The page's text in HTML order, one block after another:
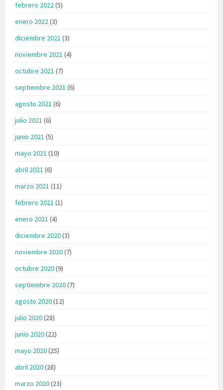
febrero 2022(5)
enero 2022(3)
diciembre 2021 (3)
noviembre 2021 (4)
octubre 2021 (7)
septiembre 2021 (6)
agosto 2021 (6)
julio 2021 (6)
junio 2021 (5)
mayo 2021 (10)
abril 2021 (6)
marzo 2021 (11)
febrero 2021 (1)
enero 2021 (4)
diciembre 2020(3)
noviembre 2020(7)
octubre 2020(9)
septiembre 2020(7)
agosto 2020(12)
julio 2020(28)
junio 2020(22)
mayo 2020(25)
abril 2020(28)
marzo 2020(23)